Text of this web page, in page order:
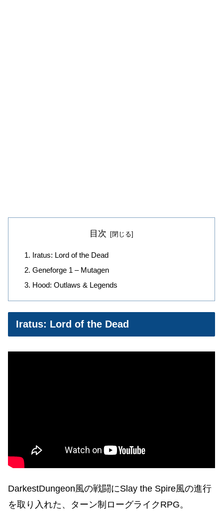
目次
Iratus: Lord of the Dead
Geneforge 1 – Mutagen
Hood: Outlaws & Legends
Iratus: Lord of the Dead
DarkestDungeon風の戦闘にSlay the Spire風の進行
を取り入れた、ターン制ローグライクRPG。